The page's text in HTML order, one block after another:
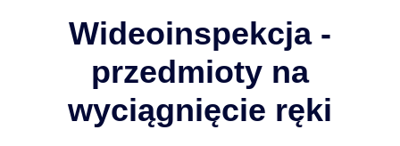
Wideoinspekcja -
przedmioty na
wyciągnięcie ręki